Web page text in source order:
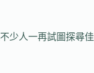
少人一再試圖探尋佳